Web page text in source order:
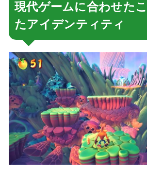
現代ゲームに合わせた
たアイデンティティ